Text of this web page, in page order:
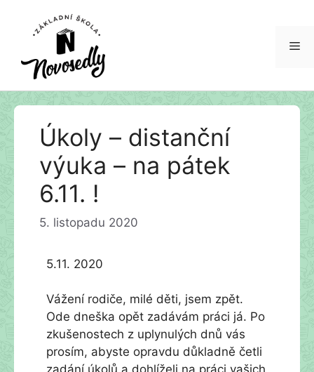
Přeskočit
Úkoly – distanční
výuka – na pátek
6.11. !
5. listopadu 2020
5.11. 2020
Vážení rodiče, milé děti, jsem zpět.
Ode dneška opět zadávám práci já. Po
zkušenostech z uplynulých dnů vás
prosím, abyste opravdu důkladně četli
zadání úkolů a dohlíželi na práci vašich